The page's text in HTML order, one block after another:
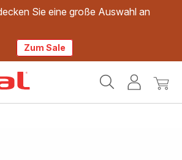
Sie eine große Auswahl an
Zum Sale
Mein
Mein